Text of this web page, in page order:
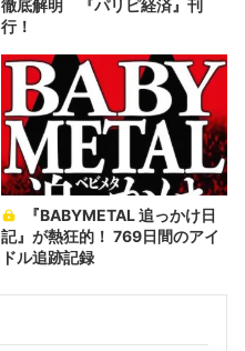
徹底解明 『パリピ経済』刊
行！
記』が熱狂的！ 769日間のアイ
ドル追跡記録